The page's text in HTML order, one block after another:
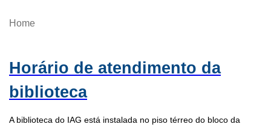
Breadcrumb
Home
Horário de atendimento da
biblioteca
A biblioteca do IAG está instalada no piso térreo do bloco da